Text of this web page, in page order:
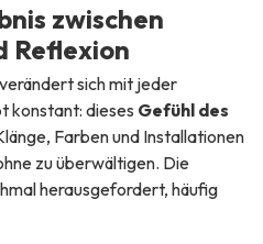
zwischen
Reflexion
sich mit jeder
konstant: dieses Gefühl des
Farben und Installationen
zu überwältigen. Die
herausgefordert, häufig